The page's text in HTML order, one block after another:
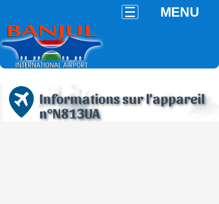
MENU
Informations sur l'appareil
n°N813UA